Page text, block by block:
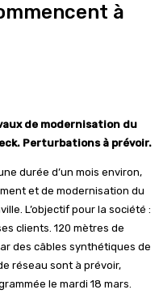
à
de modernisation du
Perturbations à prévoir.
durée d’un mois environ,
et de modernisation du
L’objectif pour la société :
clients. 120 mètres de
des câbles synthétiques de
réseau sont à prévoir,
le mardi 18 mars.